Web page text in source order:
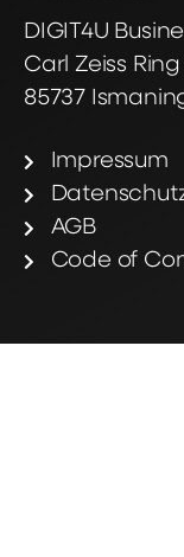
DIGIT4U
Carl Zeiss Ring
85737
Impressum
AGB
Code of